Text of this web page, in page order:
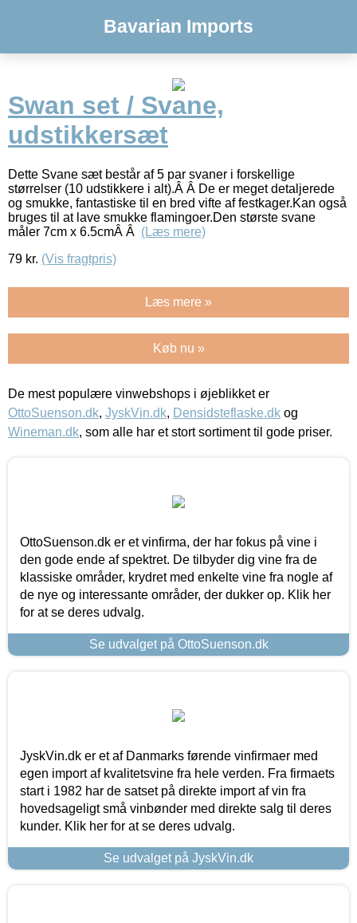
Bavarian Imports
Swan set / Svane,
udstikkersæt
Dette Svane sæt består af 5 par svaner i forskellige
størrelser (10 udstikkere i alt).Â Â De er meget detaljerede
og smukke, fantastiske til en bred vifte af festkager.Kan også
bruges til at lave smukke flamingoer.Den største svane
måler 7cm x 6.5cmÂ Â (Læs mere)
79 kr. (Vis fragtpris)
Læs mere »
Køb nu »
De mest populære vinwebshops i øjeblikket er
OttoSuenson.dk, JyskVin.dk, Densidsteflaske.dk og
Wineman.dk, som alle har et stort sortiment til gode priser.
OttoSuenson.dk er et vinfirma, der har fokus på vine i
den gode ende af spektret. De tilbyder dig vine fra de
klassiske områder, krydret med enkelte vine fra nogle af
de nye og interessante områder, der dukker op. Klik her
for at se deres udvalg.
Se udvalget på OttoSuenson.dk
JyskVin.dk er et af Danmarks førende vinfirmaer med
egen import af kvalitetsvine fra hele verden. Fra firmaets
start i 1982 har de satset på direkte import af vin fra
hovedsageligt små vinbønder med direkte salg til deres
kunder. Klik her for at se deres udvalg.
Se udvalget på JyskVin.dk